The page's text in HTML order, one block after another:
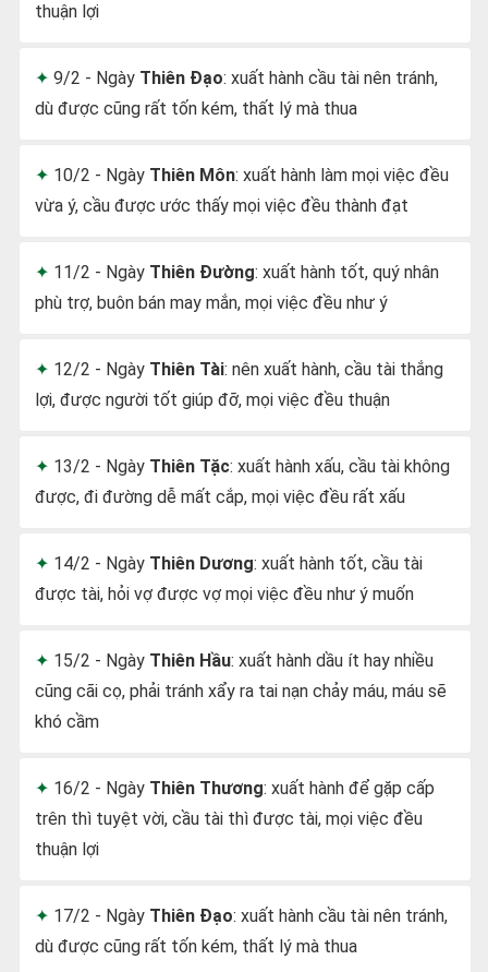
thuận lợi
9/2 - Ngày Thiên Đạo: xuất hành cầu tài nên tránh,
dù được cũng rất tốn kém, thất lý mà thua
10/2 - Ngày Thiên Môn: xuất hành làm mọi việc đều
vừa ý, cầu được ước thấy mọi việc đều thành đạt
11/2 - Ngày Thiên Đường: xuất hành tốt, quý nhân
phù trợ, buôn bán may mắn, mọi việc đều như ý
12/2 - Ngày Thiên Tài: nên xuất hành, cầu tài thắng
lợi, được người tốt giúp đỡ, mọi việc đều thuận
13/2 - Ngày Thiên Tặc: xuất hành xấu, cầu tài không
được, đi đường dễ mất cắp, mọi việc đều rất xấu
14/2 - Ngày Thiên Dương: xuất hành tốt, cầu tài
được tài, hỏi vợ được vợ mọi việc đều như ý muốn
15/2 - Ngày Thiên Hầu: xuất hành dầu ít hay nhiều
cũng cãi cọ, phải tránh xẩy ra tai nạn chảy máu, máu sẽ
khó cầm
16/2 - Ngày Thiên Thương: xuất hành để gặp cấp
trên thì tuyệt vời, cầu tài thì được tài, mọi việc đều
thuận lợi
17/2 - Ngày Thiên Đạo: xuất hành cầu tài nên tránh,
dù được cũng rất tốn kém, thất lý mà thua